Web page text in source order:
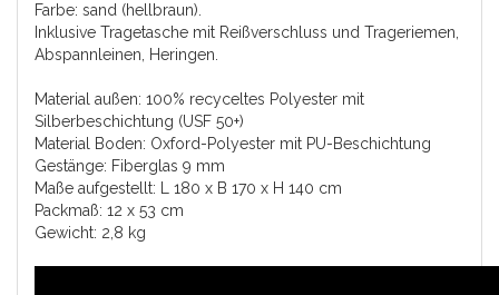
Farbe: sand (hellbraun).
Inklusive Tragetasche mit Reißverschluss und Trageriemen,
Abspannleinen, Heringen.
Material außen: 100% recyceltes Polyester mit
Silberbeschichtung (USF 50+)
Material Boden: Oxford-Polyester mit PU-Beschichtung
Gestänge: Fiberglas 9 mm
Maße aufgestellt: L 180 x B 170 x H 140 cm
Packmaß: 12 x 53 cm
Gewicht: 2,8 kg